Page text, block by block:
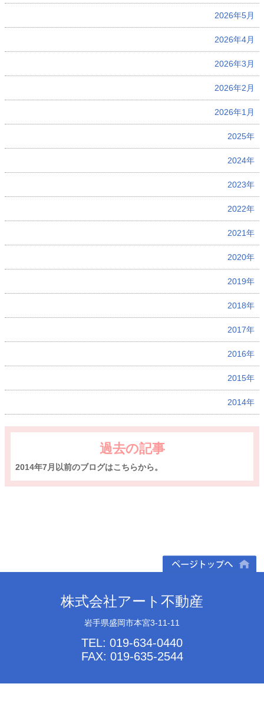
2026年5月
2026年4月
2026年3月
2026年2月
2026年1月
2025年
2024年
2023年
2022年
2021年
2020年
2019年
2018年
2017年
2016年
2015年
2014年
過去の記事
2014年7月以前のブログはこちらから。
株式会社アート不動産
岩手県盛岡市本宮3-11-11
TEL: 019-634-0440
FAX: 019-635-2544